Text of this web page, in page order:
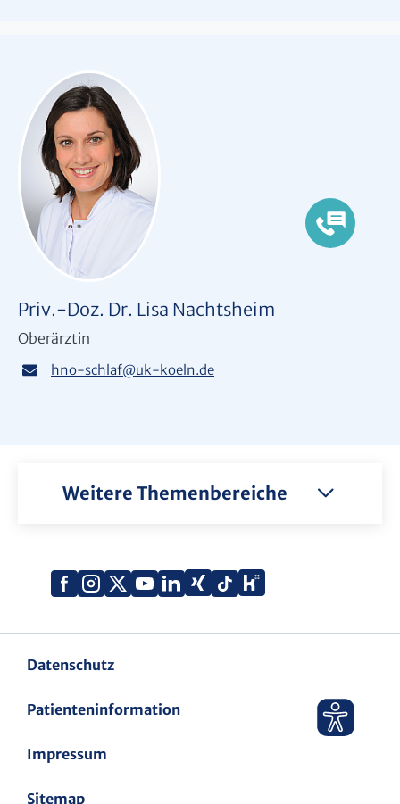
Priv.-Doz. Dr. Lisa Nachtsheim
Oberärztin
hno-schlaf@uk-koeln.de
Weitere Themenbereiche
Facebook
Instagram
X
YouTube
LinkedIn
Xing TiktokKununu
Datenschutz
Patienteninformation
Impressum
Sitemap